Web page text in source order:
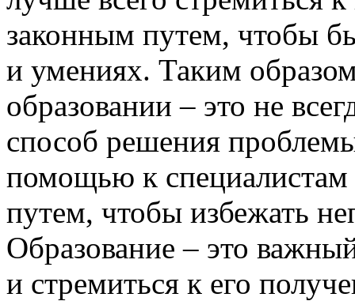
законным путем, чтобы
и умениях. Таким
образовании – это не
способ решения
помощью к
путем, чтобы избежать
Образование – это
и стремиться к его